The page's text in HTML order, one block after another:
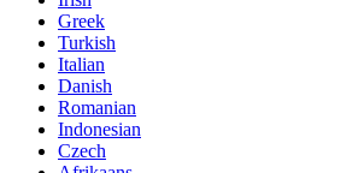
Greek
Turkish
Italian
Danish
Romanian
Indonesian
Czech